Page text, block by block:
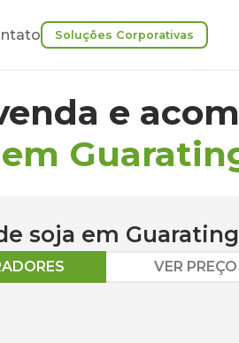
Soluções Corporativas
e
soja em
VER